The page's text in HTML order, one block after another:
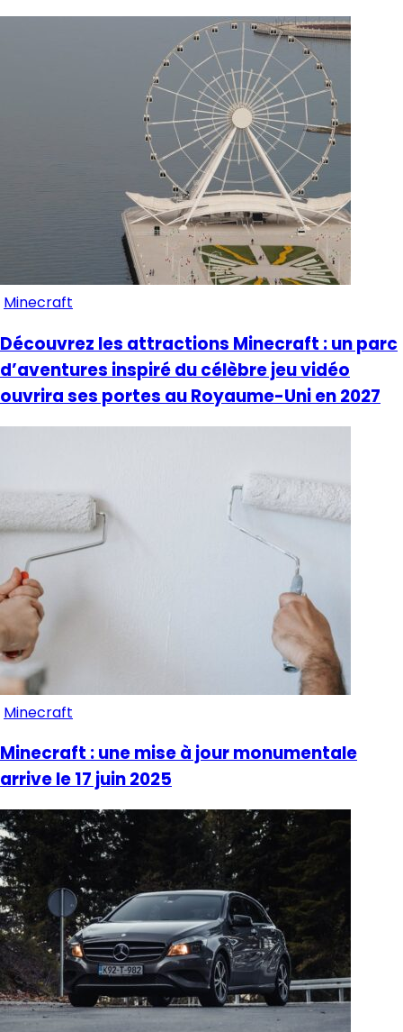
Minecraft
Découvrez les attractions Minecraft : un parc
d’aventures inspiré du célèbre jeu vidéo
ouvrira ses portes au Royaume-Uni en 2027
Minecraft
Minecraft : une mise à jour monumentale
arrive le 17 juin 2025